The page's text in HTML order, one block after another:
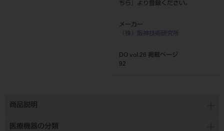
ちら
』より登録ください。
メーカー
（株）阪神技術研究所
DO vol.26 掲載ページ
92
商品説明
医療機器の分類